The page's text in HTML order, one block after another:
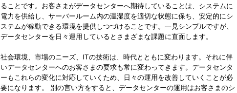
ることです。お客さまがデータセンターへ期待していることは、システムに
電力を供給し、サーバールーム内の温湿度を適切な状態に保ち、安定的にシ
ステムが稼動できる環境を提供しつづけることです。一見シンプルですが、
データセンターを日々運用しているとさまざまな課題に直面します。
社会環境、市場のニーズ、ITの技術は、時代とともに変わります。それに伴
いデータセンターへのお客さまの要求も常に変わってきます。データセンタ
ーもこれらの変化に対応していくため、日々の運用を改善していくことが必
要になります。 別の言い方をすると、データセンターの運用はお客さまのシ